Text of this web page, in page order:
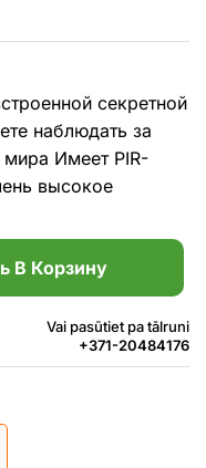
секретной
наблюдать за
Имеет PIR-
высокое
В Корзину
Vai pasūtiet pa tālruni
+371-20484176